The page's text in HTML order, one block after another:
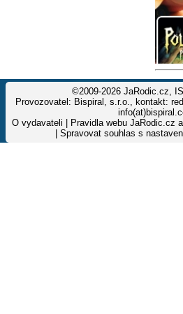
©2009-2026 JaRodic.cz,
Provozovatel: Bispiral, s.r.o., kontakt:
O vydavateli
Pravidla webu JaRodic.cz
Spravovat souhlas s